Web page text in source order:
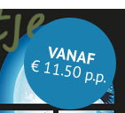
VANAF
€ 11.50 p.p.